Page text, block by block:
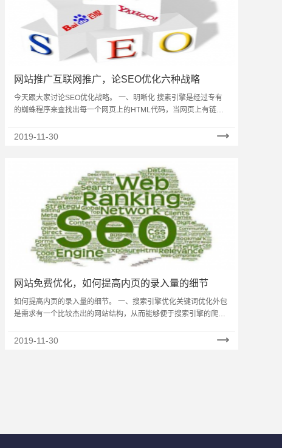
网站推广互联网推广，论SEO优化六种战略
今天跟大家讨论SEO优化战略。 一、明晰化 搜素引擎是经过专有
的蜘蛛程序来查找出每一个网页上的HTML代码，当网页上有链接
访……
2019-11-30
网站免费优化，如何提高内页的录入量的细节
如何提高内页的录入量的细节。 一、搜索引擎优化关键词优化外包
是需求有一个比较杰出的网站结构，从而能够便于搜索引擎的爬行
2019-11-30